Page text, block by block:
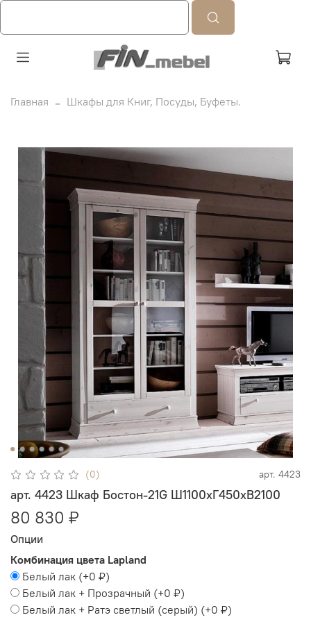
Главная Шкафы для Книг, Посуды, Буфеты.
(0) арт. 4423
арт. 4423 Шкаф Бостон-21G Ш1100xГ450xВ2100
80 830 ₽
Опции
Комбинация цвета Lapland
Белый лак (+0 ₽)
Белый лак + Прозрачный (+0 ₽)
Белый лак + Ратэ светлый (серый) (+0 ₽)